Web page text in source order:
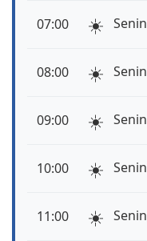
07:00 ☀️ Senin
08:00 ☀️ Senin
09:00 ☀️ Senin
10:00 ☀️ Senin
11:00 ☀️ Senin